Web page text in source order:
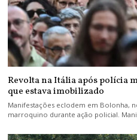
Revolta na Itália após polícia
que estava imobilizado
Manifestações eclodem em Bolonha,
marroquino durante ação policial.